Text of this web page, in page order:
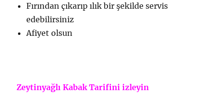
Fırından çıkarıp ılık bir şekilde servis
edebilirsiniz
Afiyet olsun
Zeytinyağlı Kabak Tarifini izleyin